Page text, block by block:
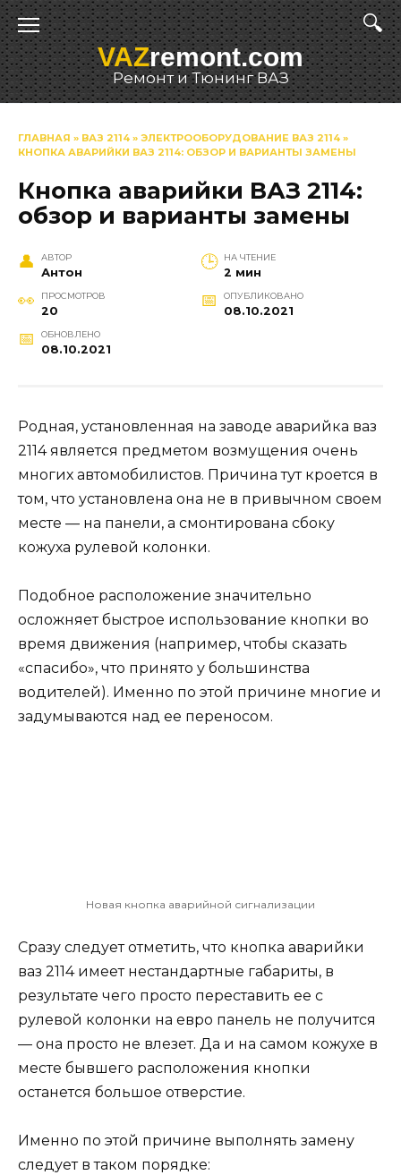
Перейти
к
содержаниюVAZremont.com
Ремонт и Тюнинг ВАЗ
ГЛАВНАЯ » ВАЗ 2114 » ЭЛЕКТРООБОРУДОВАНИЕ ВАЗ 2114 »
КНОПКА АВАРИЙКИ ВАЗ 2114: ОБЗОР И ВАРИАНТЫ ЗАМЕНЫ
Кнопка аварийки ВАЗ 2114:
обзор и варианты замены
АВТОР
Антон
НА ЧТЕНИЕ
2 мин
ПРОСМОТРОВ
20
ОПУБЛИКОВАНО
08.10.2021
ОБНОВЛЕНО
08.10.2021
Родная, установленная на заводе аварийка ваз
2114 является предметом возмущения очень
многих автомобилистов. Причина тут кроется в
том, что установлена она не в привычном своем
месте — на панели, а смонтирована сбоку
кожуха рулевой колонки.
Подобное расположение значительно
осложняет быстрое использование кнопки во
время движения (например, чтобы сказать
«спасибо», что принято у большинства
водителей). Именно по этой причине многие и
задумываются над ее переносом.
Новая кнопка аварийной сигнализации
Сразу следует отметить, что кнопка аварийки
ваз 2114 имеет нестандартные габариты, в
результате чего просто переставить ее с
рулевой колонки на евро панель не получится
— она просто не влезет. Да и на самом кожухе в
месте бывшего расположения кнопки
останется большое отверстие.
Именно по этой причине выполнять замену
следует в таком порядке: